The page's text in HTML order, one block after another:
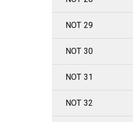
NOT 29
NOT 30
NOT 31
NOT 32